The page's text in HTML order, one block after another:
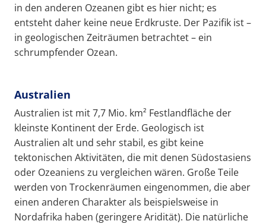
in den anderen Ozeanen gibt es hier nicht; es
entsteht daher keine neue Erdkruste. Der Pazifik ist –
in geologischen Zeiträumen betrachtet – ein
schrumpfender Ozean.
Australien
Australien ist mit 7,7 Mio. km² Festlandfläche der
kleinste Kontinent der Erde. Geologisch ist
Australien alt und sehr stabil, es gibt keine
tektonischen Aktivitäten, die mit denen Südostasiens
oder Ozeaniens zu vergleichen wären. Große Teile
werden von Trockenräumen eingenommen, die aber
einen anderen Charakter als beispielsweise in
Nordafrika haben (geringere Aridität). Die natürliche